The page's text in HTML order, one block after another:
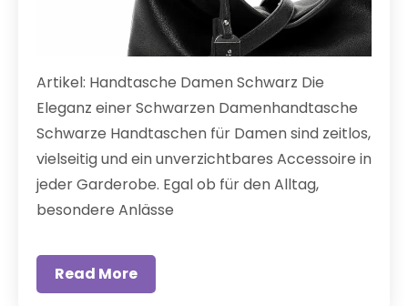
Artikel: Handtasche Damen Schwarz Die
Eleganz einer Schwarzen Damenhandtasche
Schwarze Handtaschen für Damen sind zeitlos,
vielseitig und ein unverzichtbares Accessoire in
jeder Garderobe. Egal ob für den Alltag,
besondere Anlässe
Read More